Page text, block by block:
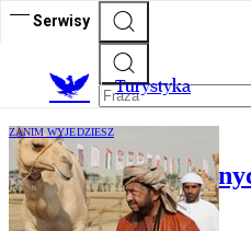
Serwisy
Turystyka
ZANIM WYJEDZIESZ
Zima w